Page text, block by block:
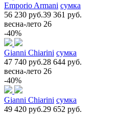
Emporio Armani сумка
56 230 руб.39 361 руб.
весна-лето 26
-40%
Gianni Chiarini сумка
47 740 руб.28 644 руб.
весна-лето 26
-40%
Gianni Chiarini сумка
49 420 руб.29 652 руб.